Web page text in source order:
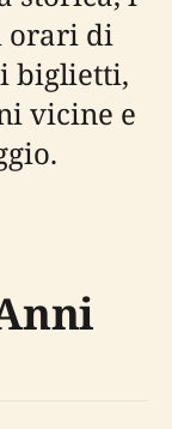
orari di
biglietti,
vicine e